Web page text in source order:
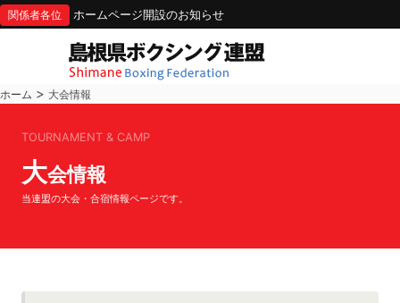
関係者各位 ホームページ開設のお知らせ
ホーム > 大会情報
TOURNAMENT & CAMP
大会情報
当連盟の大会・合宿情報ページです。